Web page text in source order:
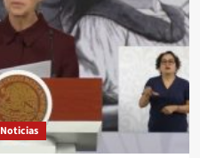
Noticias